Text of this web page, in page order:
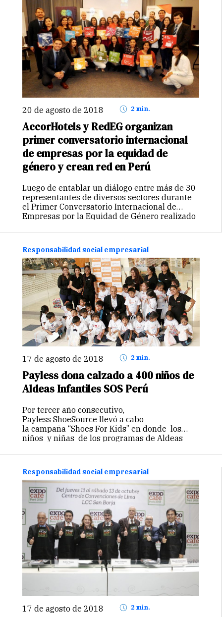
20 de agosto de 2018 2 min.
AccorHotels y RedEG organizan
primer conversatorio internacional
de empresas por la equidad de
género y crean red en Perú
Luego de entablar un diálogo entre más de 30
representantes de diversos sectores durante
el Primer Conversatorio Internacional de
Empresas por la Equidad de Género realizado
propuestas a desarrollar en el ámbito laboral
Continuar
Responsabilidad social empresarial
17 de agosto de 2018 2 min.
Payless dona calzado a 400 niños de
Aldeas Infantiles SOS Perú
Por tercer año consecutivo,
Payless ShoeSource llevó a cabo
la campaña “Shoes For Kids” en donde los
niños y niñas de los programas de Aldeas
de elegir el modelo de su preferencia. En total,
fueron 400 vales de calzados… Continuar
Responsabilidad social empresarial
17 de agosto de 2018 2 min.